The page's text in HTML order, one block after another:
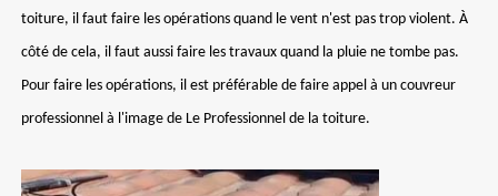
toiture, il faut faire les opérations quand le vent n'est pas trop violent. À
côté de cela, il faut aussi faire les travaux quand la pluie ne tombe pas.
Pour faire les opérations, il est préférable de faire appel à un couvreur
professionnel à l'image de Le Professionnel de la toiture.